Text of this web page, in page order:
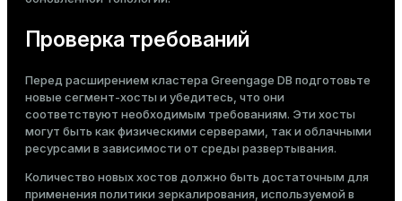
Проверка требований
Перед расширением кластера Greengage DB подготовьте
новые сегмент-хосты и убедитесь, что они
соответствуют необходимым требованиям. Эти хосты
могут быть как физическими серверами, так и облачными
ресурсами в зависимости от среды развертывания.
Количество новых хостов должно быть достаточным для
применения политики зеркалирования, используемой в